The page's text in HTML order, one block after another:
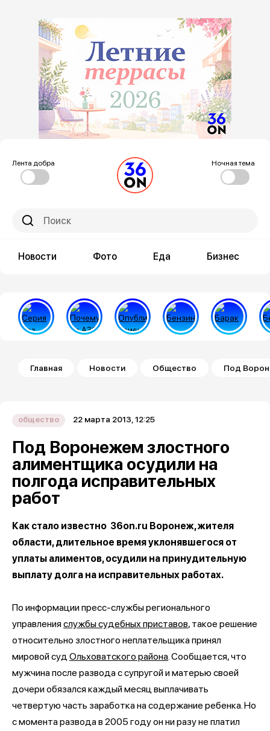
Лента добра Ночная тема
Новости Фото Еда Бизнес
Строка навигации
Главная Новости Общество Под
общество 22 марта 2013, 12:25
Под Воронежем злостного
алиментщика осудили на
полгода исправительных
работ
Как стало известно 36on.ru Воронеж, жителя
области, длительное время уклонявшегося от
уплаты алиментов, осудили на принудительную
выплату долга на исправительных работах.
По информации пресс-службы регионального
управленияслужбы судебных приставов, такое решение
относительно злостного неплательщика принял
мировой суд Ольховатского района . Сообщается, что
мужчина после развода с супругой и матерью своей
дочери обязался каждый месяц выплачивать
четвертую часть заработка на содержание ребенка. Но
с момента развода в 2005 году он ни разу не платил